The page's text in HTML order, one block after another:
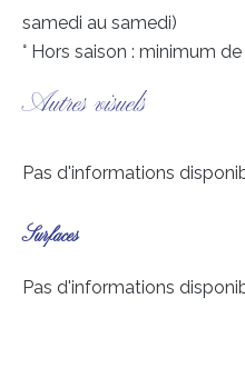
samedi au samedi)
° Hors saison : minimum
Autres visuels
Pas d'informations
Surfaces
Pas d'informations